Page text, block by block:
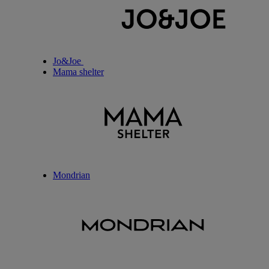
Jo&Joe
Mama shelter
Mondrian